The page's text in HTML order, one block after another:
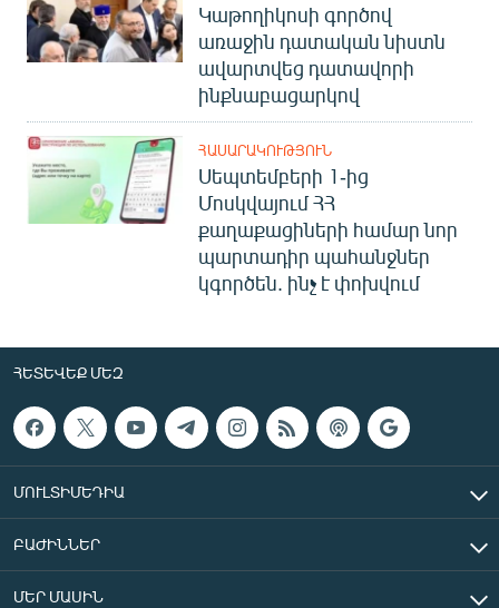
Կաթողիկոսի գործով
առաջին դատական նիստն
ավարտվեց դատավորի
ինքնաբացարկով
ՀԱՍԱՐԱԿՈՒԹՅՈՒՆ
Սեպտեմբերի 1-ից
Մոսկվայում ՀՀ
քաղաքացիների համար նոր
պարտադիր պահանջներ
կգործեն. ինչ է փոխվում
ՀԵՏԵՎԵՔ ՄԵԶ
ՄՈՒԼՏԻՄԵԴԻԱ
ԲԱԺԻՆՆԵՐ
ՄԵՐ ՄԱՍԻՆ